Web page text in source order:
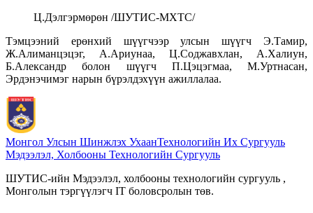
Ц.Дэлгэрмөрөн /ШУТИС-МХТС/
Тэмцээний ерөнхий шүүгчээр улсын шүүгч Э.Тамир,
Ж.Алиманцэцэг, А.Ариунаа, Ц.Соджавхлан, А.Халиун,
Б.Александр болон шүүгч П.Цэцэгмаа, М.Уртнасан,
Эрдэнэчимэг нарын бүрэлдэхүүн ажиллалаа.
Монгол Улсын Шинжлэх УхаанТехнологийн Их Сургууль
Мэдээлэл, Холбооны Технологийн Сургууль
ШУТИС-ийн Мэдээлэл, холбооны технологийн сургууль ,
Монголын тэргүүлэгч IT боловсролын төв.